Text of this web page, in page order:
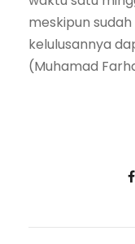
meskipun
kelulusannya
(Muhamad